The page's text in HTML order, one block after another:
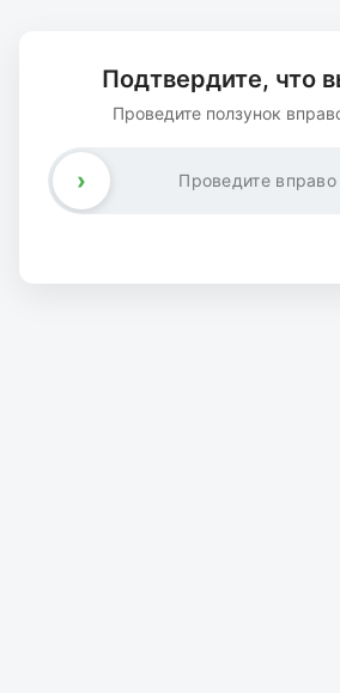
Подтвердите, что
Проведите ползунок
Проведите
›